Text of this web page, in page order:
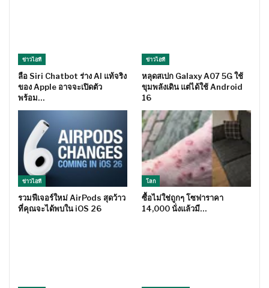
ข่าวไอที
ลือ Siri Chatbot ร่าง AI แท้จริง
ของ Apple อาจจะเปิดตัว
พร้อม…
ข่าวไอที
หลุดสเปก Galaxy A07 5G ใช้
ขุมพลังเดิน แต่ได้ใช้ Android
16
ข่าวไอที
รวมฟีเจอร์ใหม่ AirPods สุดว้าว
ที่คุณจะได้พบใน iOS 26
โลก
ซื้อไม่ใช่ถูกๆ โซฟาราคา
14,000 นั่งแล้วมี…